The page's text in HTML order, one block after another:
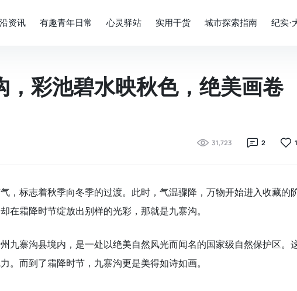
资讯 有趣青年日常 心灵驿站 实用干货 城市探索指南 纪实·
，彩池碧水映秋色，绝美画卷
31,723 2
，标志着秋季向冬季的过渡。此时，气温骤降，万物开始进入收藏的
在霜降时节绽放出别样的光彩，那就是九寨沟。
九寨沟县境内，是一处以绝美自然风光而闻名的国家级自然保护区。
。而到了霜降时节，九寨沟更是美得如诗如画。